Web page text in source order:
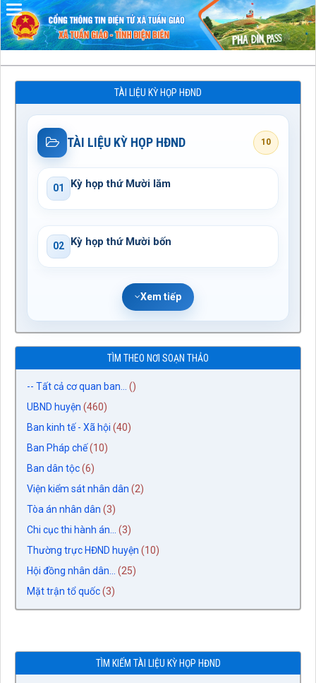
TÀI LIỆU KỲ HỌP HĐND
TÀI LIỆU KỲ HỌP HĐND 10
01 Kỳ họp thứ Mười lăm
02 Kỳ họp thứ Mười bốn
Xem tiếp
TÌM THEO NƠI SOẠN THẢO
-- Tất cả cơ quan ban...
()
UBND huyện (460)
Ban kinh tế - Xã hội (40)
Ban Pháp chế(10)
Ban dân tộc(6)
Viện kiểm sát nhân dân (2)
Tòa án nhân dân (3)
Chi cục thi hành án...
(3)
Thường trực HĐND huyện (10)
Hội đồng nhân dân...
(25)
Mặt trận tổ quốc(3)
TÌM KIẾM TÀI LIỆU KỲ HỌP HĐND
Đã kết nối EMC